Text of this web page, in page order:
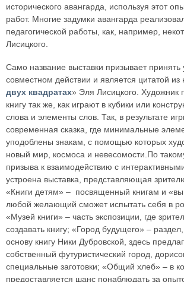
исторического авангарда, используя этот
работ. Многие задумки авангарда
педагогической работы, как, например,
Лисицкого.
Само название выставки призывает принять
совместном действии и является цитатой из
двух квадратах» Эля Лисицкого. Художник
книгу так же, как играют в кубики или
слова и элементы слов. Так, в результате
современная сказка, где минимальные
уподоблены знакам, с помощью которых
новый мир, космоса и невесомости.По
призыва к взаимодействию с
устроена выставка, представляющая
«Книги детям» – посвященный книгам и
любой желающий сможет испытать себя в
«Музей книги» – часть экспозиции, где
создавать книгу; «Город будущего» –
основу книгу Ники Дубровской, здесь
собственный футуристический город,
специальные заготовки; «Общий хлеб» – в
предоставляется шанс понаблюдать за